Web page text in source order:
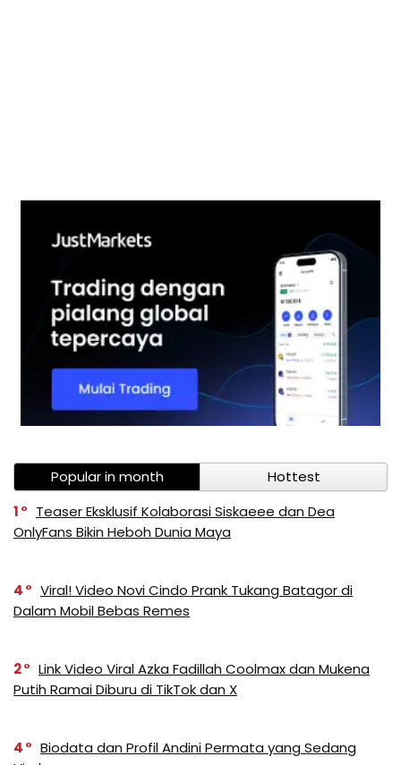
Popular in month
Hottest
1
Teaser Eksklusif Kolaborasi Siskaeee dan Dea
OnlyFans Bikin Heboh Dunia Maya
4
Viral! Video Novi Cindo Prank Tukang Batagor di
Dalam Mobil Bebas Remes
2
Link Video Viral Azka Fadillah Coolmax dan Mukena
Putih Ramai Diburu di TikTok dan X
4
Biodata dan Profil Andini Permata yang Sedang